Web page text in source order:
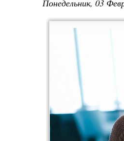
Понедельник, 03